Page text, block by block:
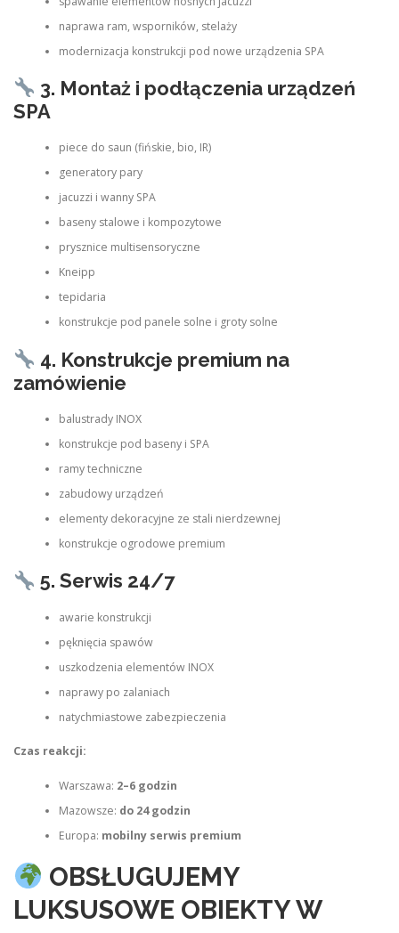
naprawa ram, wsporników, stelaży
modernizacja konstrukcji pod nowe urządzenia SPA
3. Montaż i podłączenia urządzeń
SPA
piece do saun (fińskie, bio, IR)
generatory pary
jacuzzi i wanny SPA
baseny stalowe i kompozytowe
prysznice multisensoryczne
Kneipp
tepidaria
konstrukcje pod panele solne i groty solne
4. Konstrukcje premium na
zamówienie
balustrady INOX
konstrukcje pod baseny i SPA
ramy techniczne
zabudowy urządzeń
elementy dekoracyjne ze stali nierdzewnej
konstrukcje ogrodowe premium
5. Serwis 24/7
awarie konstrukcji
pęknięcia spawów
uszkodzenia elementów INOX
naprawy po zalaniach
natychmiastowe zabezpieczenia
Czas reakcji:
Warszawa: 2–6 godzin
Mazowsze: do 24 godzin
Europa: mobilny serwis premium
OBSŁUGUJEMY
LUKSUSOWE OBIEKTY W